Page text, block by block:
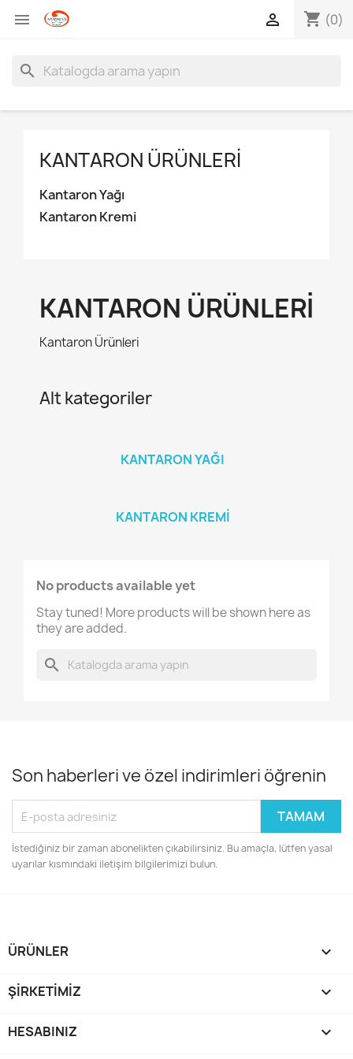
 shopping_cart (0)

search
KANTARON ÜRÜNLERI
Kantaron Yağı
Kantaron Kremi
KANTARON ÜRÜNLERI
Kantaron Ürünleri
Alt kategoriler
KANTARON YAĞI
KANTARON KREMI
No products available yet
Stay tuned! More products will be shown here as
they are added.
search
Son haberleri ve özel indirimleri öğrenin
İstediğiniz bir zaman abonelikten çıkabilirsiniz. Bu amaçla, lütfen yasal
uyarılar kısmındaki iletişim bilgilerimizi bulun.
ÜRÜNLER 
ŞIRKETIMIZ 
HESABINIZ 